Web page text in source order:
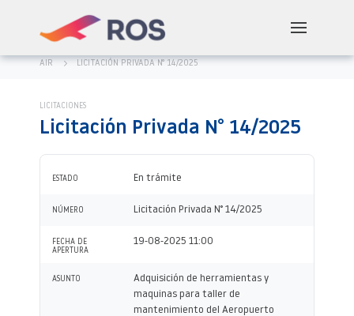
AIR LICITACIÓN PRIVADA N° 14/2025
LICITACIONES
Licitación Privada N° 14/2025
ESTADO En trámite
NÚMERO Licitación Privada N° 14/2025
FECHA DE
APERTURA
19-08-2025 11:00
ASUNTO
Adquisición de herramientas y
maquinas para taller de
mantenimiento del Aeropuerto